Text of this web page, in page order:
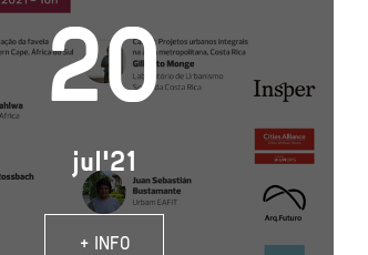
20
jul'21
+ INFO